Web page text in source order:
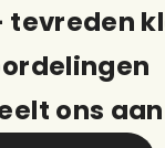
tevreden
ons